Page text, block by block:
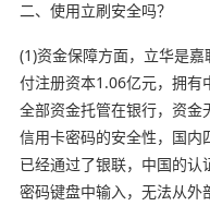
二、使用立刷安全吗？
(1)资金保障方面，立华是
付注册资本1.06亿元，拥有
全部资金托管在银行，资金
信用卡密码的安全性，国内
已经通过了银联，中国的认
密码键盘中输入，无法从外